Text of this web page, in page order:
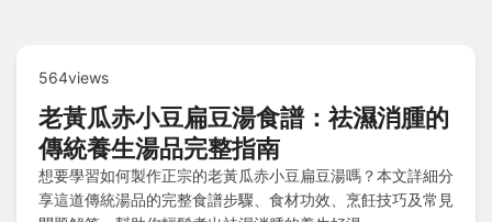
564views
老黃瓜赤小豆扁豆湯食譜：祛濕消腫的
傳統養生湯品完整指南
想要學習如何製作正宗的老黃瓜赤小豆扁豆湯嗎？本文詳細分
享這道傳統湯品的完整食譜步驟、食材功效、烹飪技巧及常見